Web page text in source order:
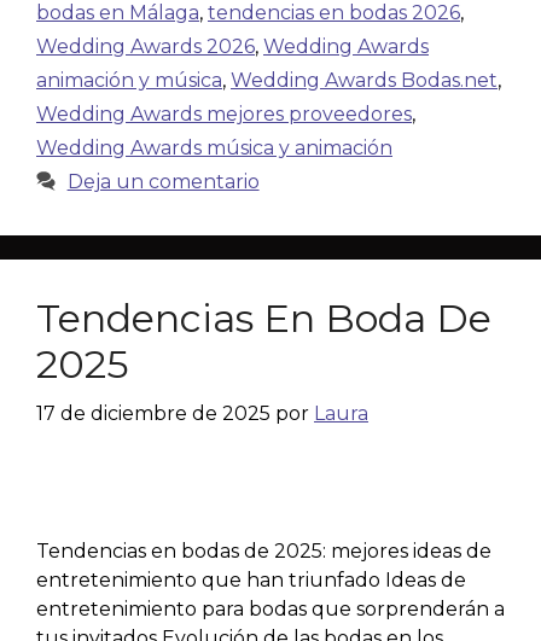
bodas en Málaga, tendencias en bodas 2026,
Wedding Awards 2026, Wedding Awards
animación y música, Wedding Awards Bodas.net,
Wedding Awards mejores proveedores,
Wedding Awards música y animación
Deja un comentario
Tendencias En Boda De
2025
17 de diciembre de 2025 por Laura
Tendencias en bodas de 2025: mejores ideas de
entretenimiento que han triunfado Ideas de
entretenimiento para bodas que sorprenderán a